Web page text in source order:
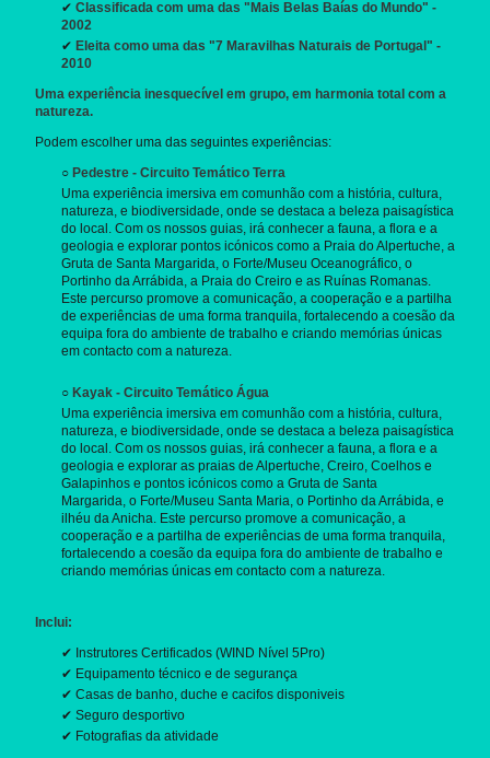
✔ Classificada com uma das "Mais Belas Baías do Mundo" -
2002
✔ Eleita como uma das "7 Maravilhas Naturais de Portugal" -
2010
Uma experiência inesquecível em grupo, em harmonia total com a
natureza.
Podem escolher uma das seguintes experiências:
○ Pedestre - Circuito Temático Terra
Uma experiência imersiva em comunhão com a história, cultura,
natureza, e biodiversidade, onde se destaca a beleza paisagística
do local. Com os nossos guias, irá conhecer a fauna, a flora e a
geologia e explorar pontos icónicos como a Praia do Alpertuche, a
Gruta de Santa Margarida, o Forte/Museu Oceanográfico, o
Portinho da Arrábida, a Praia do Creiro e as Ruínas Romanas.
Este percurso promove a comunicação, a cooperação e a partilha
de experiências de uma forma tranquila, fortalecendo a coesão da
equipa fora do ambiente de trabalho e criando memórias únicas
em contacto com a natureza.
○ Kayak - Circuito Temático Água
Uma experiência imersiva em comunhão com a história, cultura,
natureza, e biodiversidade, onde se destaca a beleza paisagística
do local. Com os nossos guias, irá conhecer a fauna, a flora e a
geologia e explorar as praias de Alpertuche, Creiro, Coelhos e
Galapinhos e pontos icónicos como a Gruta de Santa
Margarida, o Forte/Museu Santa Maria, o Portinho da Arrábida, e
ilhéu da Anicha. Este percurso promove a comunicação, a
cooperação e a partilha de experiências de uma forma tranquila,
fortalecendo a coesão da equipa fora do ambiente de trabalho e
criando memórias únicas em contacto com a natureza.
Inclui:
✔ Instrutores Certificados (WIND Nível 5Pro)
✔ Equipamento técnico e de segurança
✔ Casas de banho, duche e cacifos disponiveis
✔ Seguro desportivo
✔ Fotografias da atividade